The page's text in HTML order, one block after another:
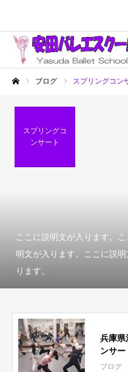
ブログ スプリングコン
スプリングコ
ンサート
ここに説明文が入ります。
明文が入ります。ここに説
ります。
兵庫県
ンサー
ブログ